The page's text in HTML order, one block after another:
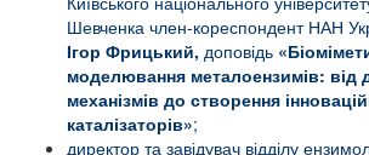
Шевченка член-кореспондент НАН
Ігор Фрицький, доповідь «
моделювання металоензимів: від
механізмів до створення
каталізаторів»;
директор та завідувач відділу